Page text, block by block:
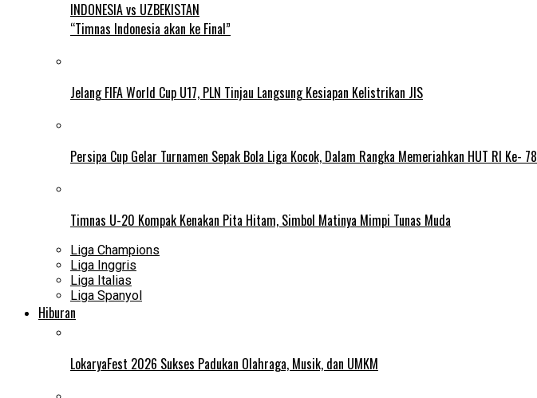
INDONESIA vs UZBEKISTAN
“Timnas Indonesia akan ke Final”
Jelang FIFA World Cup U17, PLN Tinjau Langsung Kesiapan Kelistrikan JIS
Persipa Cup Gelar Turnamen Sepak Bola Liga Kocok, Dalam Rangka Memeriahkan HUT RI Ke- 78
Timnas U-20 Kompak Kenakan Pita Hitam, Simbol Matinya Mimpi Tunas Muda
Liga Champions
Liga Inggris
Liga Italias
Liga Spanyol
Hiburan
LokaryaFest 2026 Sukses Padukan Olahraga, Musik, dan UMKM